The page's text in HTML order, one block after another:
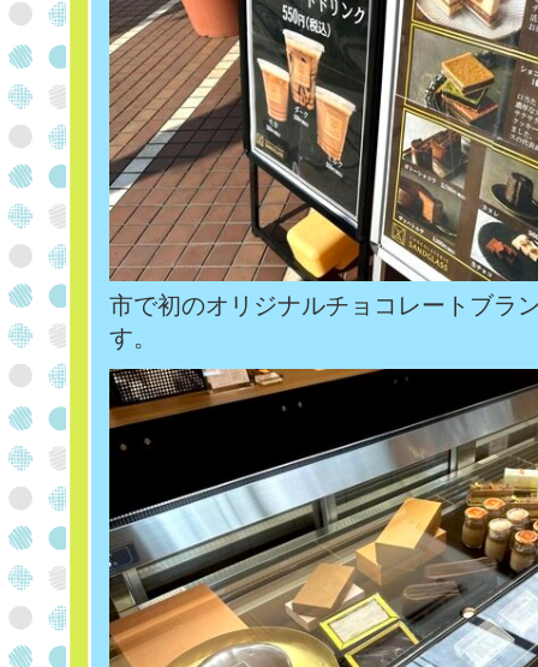
市で初のオリジナルチョコレートブラ
す。